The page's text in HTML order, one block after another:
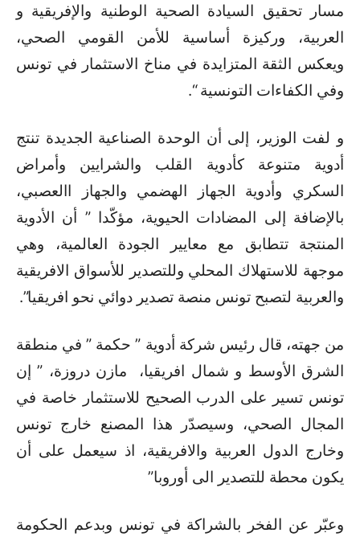
مسار تحقيق السيادة الصحية الوطنية والإفريقية و
العربية، وركيزة أساسية للأمن القومي الصحي،
ويعكس الثقة المتزايدة في مناخ الاستثمار في تونس
وفي الكفاءات التونسية “.
و لفت الوزير، إلى أن الوحدة الصناعية الجديدة تنتج
أدوية متنوعة كأدوية القلب والشرايين وأمراض
السكري وأدوية الجهاز الهضمي والجهاز االعصبي،
بالإضافة إلى المضادات الحيوية، مؤكّدا ” أن الأدوية
المنتجة تتطابق مع معايير الجودة العالمية، وهي
موجهة للاستهلاك المحلي وللتصدير للأسواق الافريقية
والعربية لتصبح تونس منصة تصدير دوائي نحو افريقيا”.
من جهته، قال رئيس شركة أدوية ” حكمة ” في منطقة
الشرق الأوسط و شمال افريقيا، مازن دروزة، ” إن
تونس تسير على الدرب الصحيح للاستثمار خاصة في
المجال الصحي، وسيصدّر هذا المصنع خارج تونس
وخارج الدول العربية والافريقية، اذ سيعمل على أن
يكون محطة للتصدير الى أوروبا”
وعبّر عن الفخر بالشراكة في تونس وبدعم الحكومة